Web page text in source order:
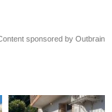
sponsored by Outbrain